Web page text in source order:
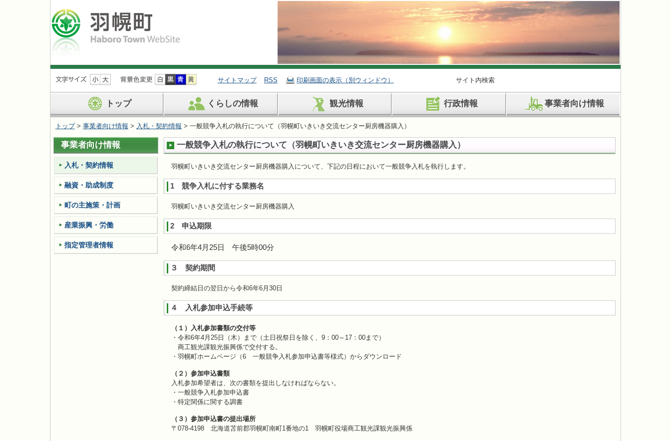
ナ
ビ
ョ
ン
を
飛
ば
す
サイトマップ RSS 印刷画面の表示（別ウィンドウ） サイト内検索
トップ くらしの情報 観光情報 行政情報 事業者向け情報
トップ> 事業者向け情報 > 入札・契約情報 > 一般競争入札の執行について（羽幌町いきいき交流センター厨房機器購入）
一般競争入札の執行について（羽幌町いきいき交流センター厨房機器購入）
羽幌町いきいき交流センター厨房機器購入について、下記の日程において一般競争入札を執行します。
1 競争入札に付する業務名
羽幌町いきいき交流センター厨房機器購入
2 申込期限
令和6年4月25日 午後5時00分
３ 契約期間
契約締結日の翌日から令和6年6月30日
４ 入札参加申込手続等
（１）入札参加書類の交付等
・令和6年4月25日（木）まで（土日祝祭日を除く、9：00～17：00まで）
商工観光課観光振興係で交付する。
・羽幌町ホームページ（6 一般競争入札参加申込書等様式）からダウンロード
（２）参加申込書類
入札参加希望者は、次の書類を提出しなければならない。
・一般競争入札参加申込書
・特定関係に関する調書
（３）参加申込書の提出場所
〒078-4198 北海道苫前郡羽幌町南町1番地の1 羽幌町役場商工観光課観光振興係
事業者向け情報
入札・契約情報
融資・助成制度
町の主施策・計画
産業振興・労働
指定管理者情報